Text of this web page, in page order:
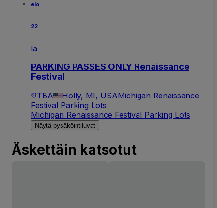
elo
22
la
PARKING PASSES ONLY Renaissance
Festival
TBA Holly, MI, USAMichigan Renaissance
Festival Parking Lots
Michigan Renaissance Festival Parking Lots
Näytä pysäköintiluvat
Äskettäin katsotut